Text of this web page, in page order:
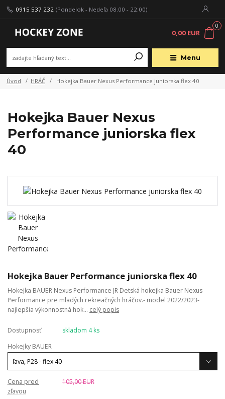
Menu
0915 537 232 (Pondelok - Nedeľa 08.00 - 22.00)
0
0,00 EUR
Úvod HRÁČ Hokejka Bauer Nexus Performance juniorska flex 40
Hokejka Bauer Nexus
Performance juniorska flex
40
Hokejka Bauer Performance juniorska flex 40
Hokejka BAUER Nexus Performance JR Detská hokejka Bauer Nexus
Performance pre mladých rekreačných hráčov.- model 2022/2023-
najlepšia výkonnostná hok... celý popis
Dostupnosť
skladom 4 ks
Hokejky BAUER
Cena pred
zľavou
105,00 EUR